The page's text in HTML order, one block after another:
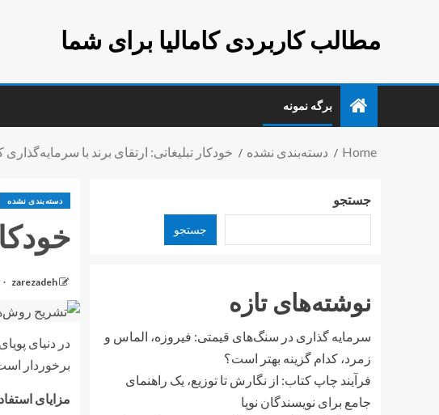
مطالب کاربردی کامالیا برای شما
برگه نمونه
Home دسته‌بندی نشده خودکار تبلیغاتی: ارتقای برند با
دسته‌بندی نشده
zarezadeh
در دنیای
برخوردار
مزایای
جستجو
جستجو
نوشته‌های تازه
سرمایه گذاری در سنگ‌های قیمتی: فیروزه، الماس و
زمرد، کدام گزینه بهتر است؟
فرآیند چاپ کتاب: از نگارش تا توزیع، یک راهنمای
جامع برای نویسندگان نوپا